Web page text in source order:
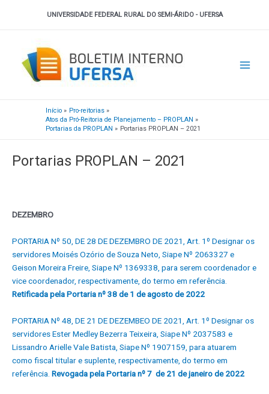
UNIVERSIDADE FEDERAL RURAL DO SEMI-ÁRIDO - UFERSA
Menu
Início
Pro-reitorias
Atos da Pró-Reitoria de Planejamento – PROPLAN
Portarias da PROPLAN
Portarias PROPLAN – 2021
Portarias PROPLAN – 2021
DEZEMBRO
PORTARIA Nº 50, DE 28 DE DEZEMBRO DE 2021, Art. 1º Designar os
servidores Moisés Ozório de Souza Neto, Siape Nº 2063327 e
Geison Moreira Freire, Siape Nº 1369338, para serem coordenador e
vice coordenador, respectivamente, do termo em referência.
Retificada pela Portaria nº 38 de 1 de agosto de 2022
PORTARIA Nº 48, DE 21 DE DEZEMBEO DE 2021, Art. 1º Designar os
servidores Ester Medley Bezerra Teixeira, Siape Nº 2037583 e
Lissandro Arielle Vale Batista, Siape Nº 1907159, para atuarem
como fiscal titular e suplente, respectivamente, do termo em
referência. Revogada pela Portaria nº 7 de 21 de janeiro de 2022